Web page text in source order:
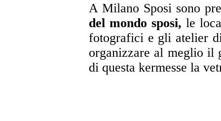
A Milano Sposi sono
del mondo sposi, le
fotografici e gli atelier
organizzare al meglio il
di questa kermesse la